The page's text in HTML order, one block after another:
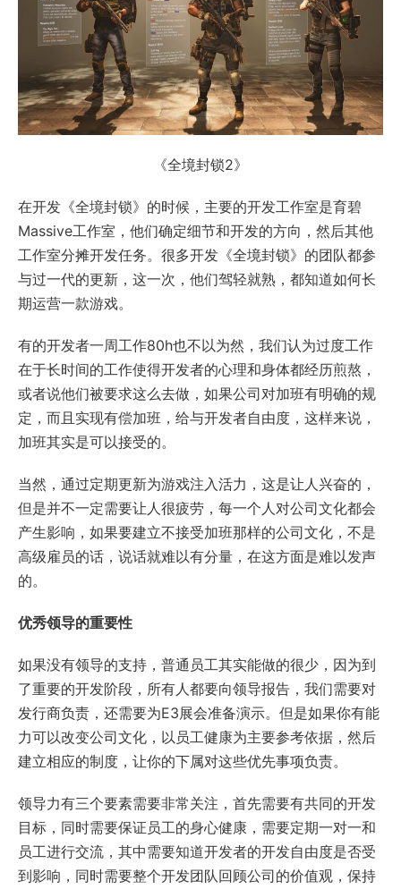
《全境封锁2》
在开发《全境封锁》的时候，主要的开发工作室是育碧
Massive工作室，他们确定细节和开发的方向，然后其他
工作室分摊开发任务。很多开发《全境封锁》的团队都参
与过一代的更新，这一次，他们驾轻就熟，都知道如何长
期运营一款游戏。
有的开发者一周工作80h也不以为然，我们认为过度工作
在于长时间的工作使得开发者的心理和身体都经历煎熬，
或者说他们被要求这么去做，如果公司对加班有明确的规
定，而且实现有偿加班，给与开发者自由度，这样来说，
加班其实是可以接受的。
当然，通过定期更新为游戏注入活力，这是让人兴奋的，
但是并不一定需要让人很疲劳，每一个人对公司文化都会
产生影响，如果要建立不接受加班那样的公司文化，不是
高级雇员的话，说话就难以有分量，在这方面是难以发声
的。
优秀领导的重要性
如果没有领导的支持，普通员工其实能做的很少，因为到
了重要的开发阶段，所有人都要向领导报告，我们需要对
发行商负责，还需要为E3展会准备演示。但是如果你有能
力可以改变公司文化，以员工健康为主要参考依据，然后
建立相应的制度，让你的下属对这些优先事项负责。
领导力有三个要素需要非常关注，首先需要有共同的开发
目标，同时需要保证员工的身心健康，需要定期一对一和
员工进行交流，其中需要知道开发者的开发自由度是否受
到影响，同时需要整个开发团队回顾公司的价值观，保持